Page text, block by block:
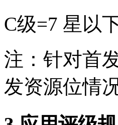
C级=7 星以
注：针对首
发资源位情